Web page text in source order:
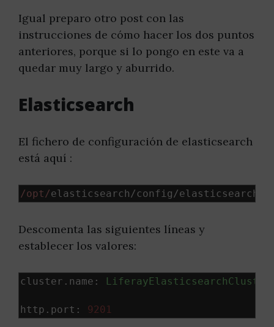
Igual preparo otro post con las
instrucciones de cómo hacer los dos puntos
anteriores, porque si lo pongo en este va a
quedar muy largo y aburrido.
Elasticsearch
El fichero de configuración de elasticsearch
está aquí :
/opt/elasticsearch/config/elasticsearch
Descomenta las siguientes líneas y
establecer los valores:
cluster . name : LiferayElasticsearchCluster
http . port : 9201